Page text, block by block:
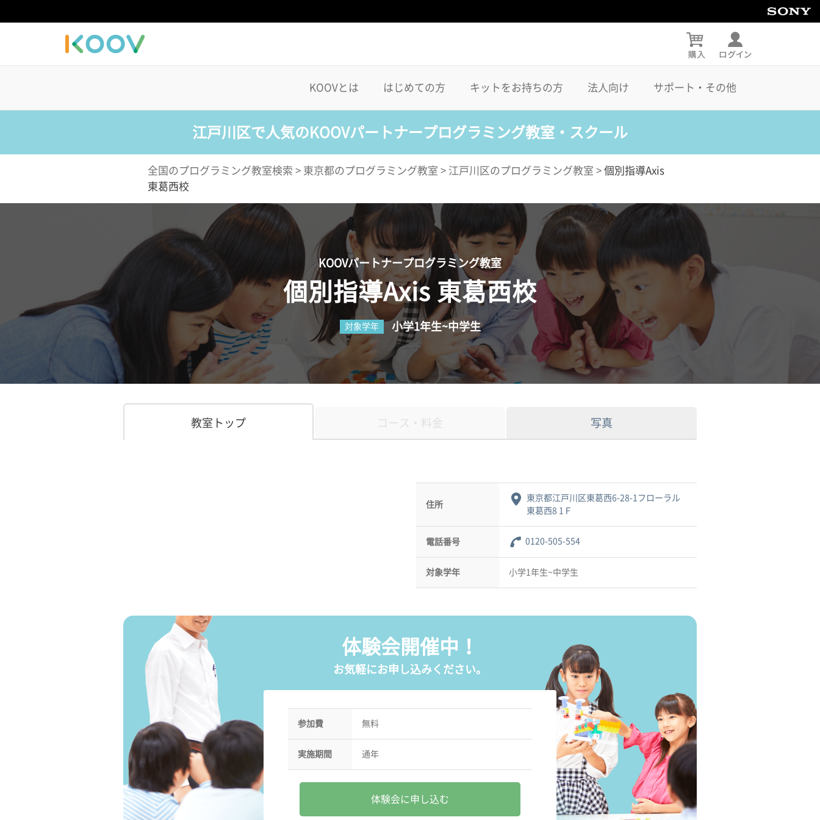
KOOVとは はじめての方 キットをお持ちの方 法人向け サポート・その他
江戸川区で人気のKOOVパートナープログラミング教室・スクール
全国のプログラミング教室検索 > 東京都のプログラミング教室 > 江戸川区のプログラミング教室 > 個別指導Axis
東葛西校
KOOVパートナープログラミング教室
個別指導Axis 東葛西校
対象学年 小学1年生~中学生
教室トップ コース・料金 写真
住所
東京都江戸川区東葛西6-28-1フローラル
東葛西8 1Ｆ
電話番号 0120-505-554
対象学年 小学1年生~中学生
体験会開催中！
お気軽にお申し込みください。
参加費 無料
実施期間 通年
体験会に申し込む